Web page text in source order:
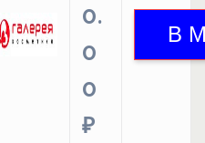
0.
0
0
₽